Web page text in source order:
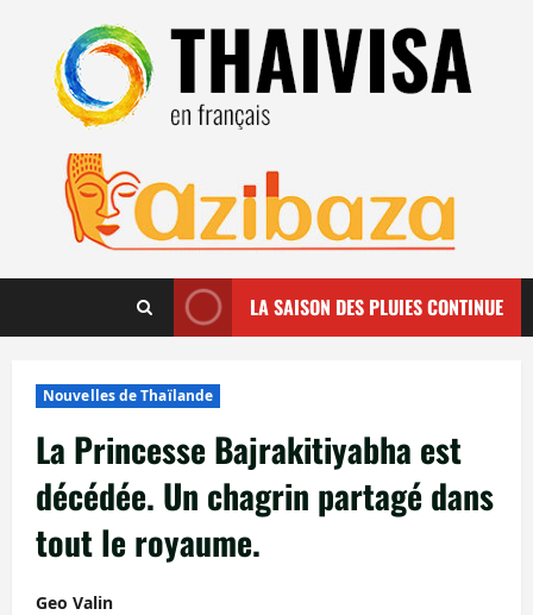
contenu
LA SAISON DES PLUIES CONTINUE
Nouvelles de Thaïlande
La Princesse Bajrakitiyabha est
décédée. Un chagrin partagé dans
tout le royaume.
Geo Valin